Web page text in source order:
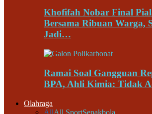
Khofifah Nobar Final
Bersama Ribuan Warga,
Jadi…
Ramai Soal Gangguan
BPA, Ahli Kimia: Tidak
Olahraga
AllAll SportSepakbola